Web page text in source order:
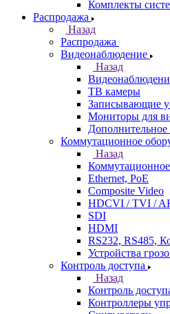
Комплекты
Распродажа
Назад
Распродажа
Видеонаблюдение
Назад
ТВ камеры
Записывающие
Мониторы для
Дополнительное
Коммутационное
Назад
Ethernet, PoE
Composite Video
HDCVI / TVI /
SDI
HDMI
RS232, RS485,
Устройства
Контроль доступа
Назад
Контроль
Контроллеры